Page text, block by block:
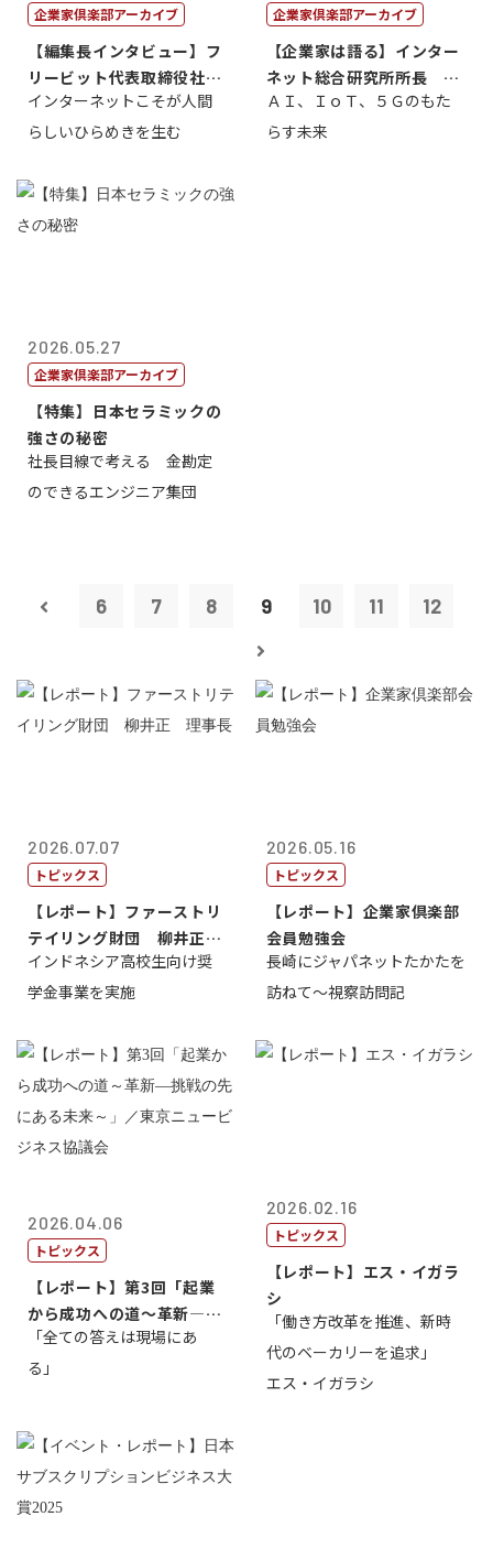
企業家倶楽部アーカイブ
【編集長インタビュー】フ
リービット代表取締役社長
ＣＥＯ 石田...
インターネットこそが人間
らしいひらめきを生む
企業家倶楽部アーカイブ
【企業家は語る】インター
ネット総合研究所所長 ブ
ロードバンド...
ＡＩ、ＩｏＴ、５Ｇのもた
らす未来
2026.05.27
企業家倶楽部アーカイブ
【特集】日本セラミックの
強さの秘密
社長目線で考える 金勘定
のできるエンジニア集団
6 7 8 9 10 11 12
2026.07.07
トピックス
【レポート】ファーストリ
テイリング財団 柳井正
理事長
インドネシア高校生向け奨
学金事業を実施
2026.05.16
トピックス
【レポート】企業家倶楽部
会員勉強会
長崎にジャパネットたかたを
訪ねて～視察訪問記
2026.04.06
トピックス
【レポート】第3回「起業
から成功への道～革新―挑
戦の先にある...
「全ての答えは現場にあ
る」
2026.02.16
トピックス
【レポート】エス・イガラ
シ
「働き方改革を推進、新時
代のベーカリーを追求」
エス・イガラシ